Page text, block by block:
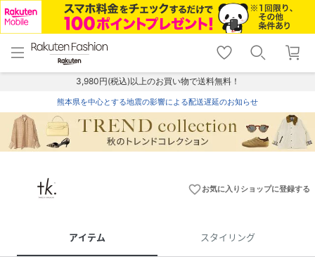
menu home
トップ
shopping_cart lock_outline
ログイン
3,980円(税込)以上のお買い物で送料無料！
熊本県を中心とする地震の影響による配送遅延のお知らせ
favorite_borderお気に入りショップに登録する
アイテム スタイリング